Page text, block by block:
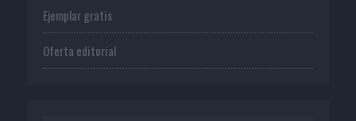
Ejemplar gratis
Oferta editorial